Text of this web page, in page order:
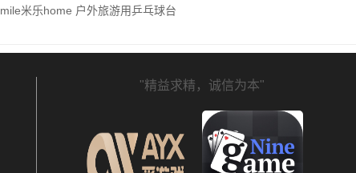
mile米乐home 户外旅游用乒乓球台
"精益求精，诚信为本"